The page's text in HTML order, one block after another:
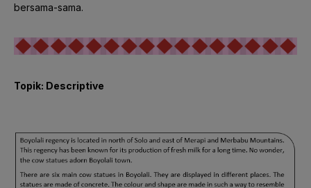
bersama-sama.
Topik: Descriptive